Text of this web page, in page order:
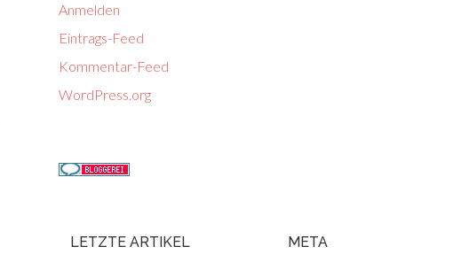
Anmelden
Eintrags-Feed
Kommentar-Feed
WordPress.org
LETZTE ARTIKEL META